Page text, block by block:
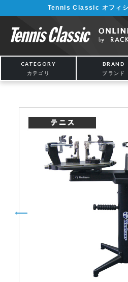
¥5,000以上の購入で送料無
Tennis Classic オフィシ
CATEGORY
カテゴリ
BRAND
ブランド